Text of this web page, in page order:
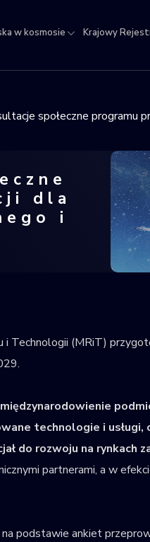
w kosmosie Krajowy
społeczne programu
dla
i
Technologii (MRiT)
technologie i usługi,
do rozwoju na rynkach
partnerami, a w
podstawie ankiet